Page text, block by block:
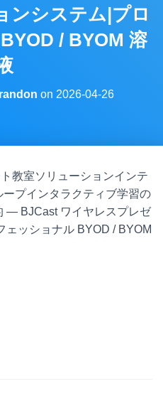
O
ンシステム|プロ
/ BYOM 溶
on 2026-04-26
教室ソリューションインテ
プインタラクティブ学習の
— BJCast ワイヤレスプレゼ
ェッショナル BYOD / BYOM